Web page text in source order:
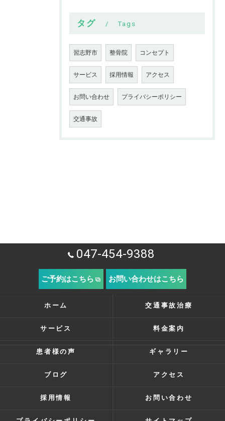
タグ Tags
習志野市 整骨院 コンセプト
サービス 採用情報 アクセス
お問い合わせ プライバシーポリシー
交通事故
047-454-9388
ご予約はこちら お問い合わせはこちら
ホーム 交通事故治療
サービス 料金案内
患者様の声 ギャラリー
ブログ アクセス
採用情報 お問い合わせ